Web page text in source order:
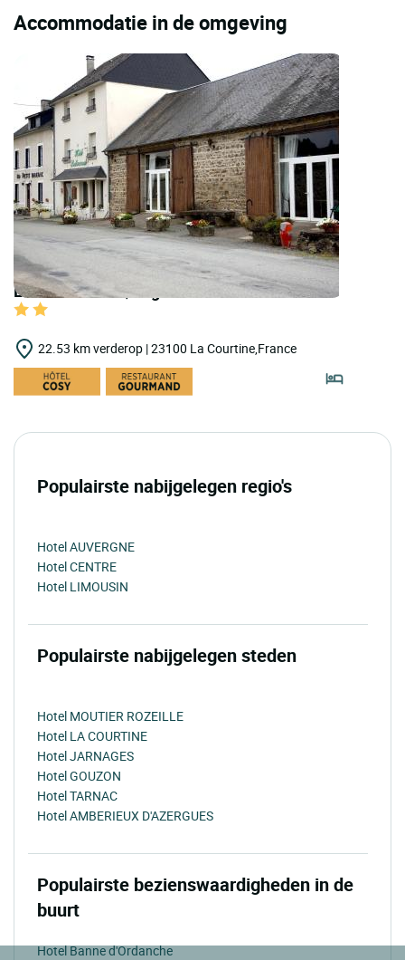
Accommodatie in de omgeving
LOGIS HOTELS | Logis Hôtel Au Petit Breuil
22.53 km verderop | 23100 La Courtine,France
Populairste nabijgelegen regio's
Hotel AUVERGNE
Hotel CENTRE
Hotel LIMOUSIN
Populairste nabijgelegen steden
Hotel MOUTIER ROZEILLE
Hotel LA COURTINE
Hotel JARNAGES
Hotel GOUZON
Hotel TARNAC
Hotel AMBERIEUX D'AZERGUES
Populairste bezienswaardigheden in de
buurt
Hotel Banne d'Ordanche